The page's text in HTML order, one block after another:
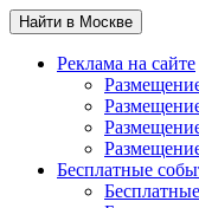
Найти в Москве
Реклама на сайте
Бесплатные